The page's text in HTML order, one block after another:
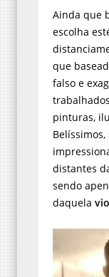
Ainda que
escolha
que
falso e
pinturas,
distantes
sendo
daquela